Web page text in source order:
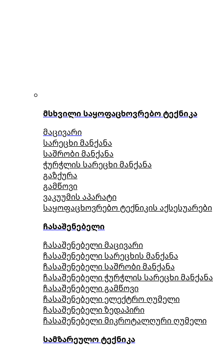
მსხვილი საყოფაცხოვრებო ტექნიკა
მაცივარი
სარეცხი მანქანა
საშრობი მანქანა
ჭურჭლის სარეცხი მანქანა
გაზქურა
გამწოვი
ვაკუუმის აპარატი
საყოფაცხოვრებო ტექნიკის აქსესუარები
ჩასაშენებელი
ჩასაშენებელი მაცივარი
ჩასაშენებელი სარეცხის მანქანა
ჩასაშენებელი საშრობი მანქანა
ჩასაშენებელი ჭურჭლის სარეცხი მანქანა
ჩასაშენებელი გამწოვი
ჩასაშენებელი ელექტრო ღუმელი
ჩასაშენებელი ზედაპირი
ჩასაშენებელი მიკროტალღური ღუმელი
სამზარეულო ტექნიკა